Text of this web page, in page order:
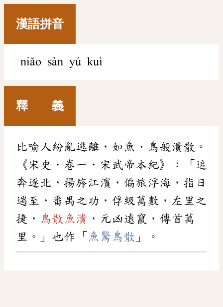
漢語拼音
niǎo sàn yú kuì
釋 義
比喻人紛亂逃離，如魚、鳥般潰散。
《宋史．卷一．宋武帝本紀》：「追
奔逐北，揚旍江濱，偏旅浮海，指日
遄至，番禺之功，俘級萬數，左里之
捷， 鳥散魚潰 ，元凶遠竄，傳首萬
里。」也作「 魚驚鳥散 」。